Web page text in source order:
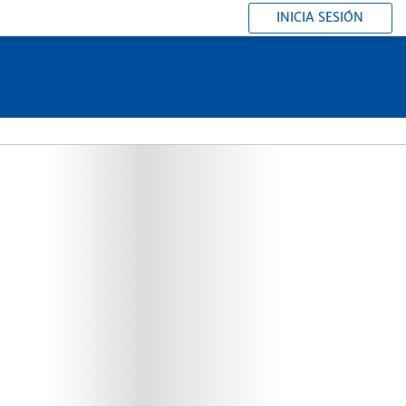
INICIA SESIÓN